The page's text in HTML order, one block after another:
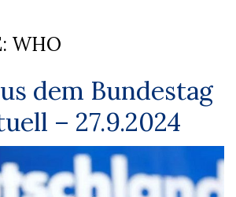
WHO
dem Bundestag
– 27.9.2024